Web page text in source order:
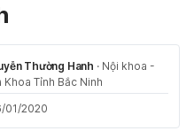
Thường Hanh · Nội khoa -
Khoa Tỉnh Bắc Ninh
01/2020